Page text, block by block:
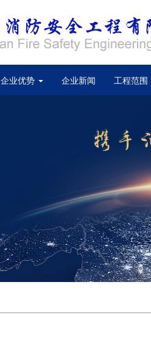
企业优势 企业新闻 工程范围